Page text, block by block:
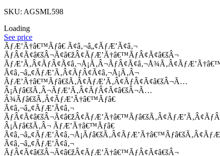
SKU: AGSML598
Loading
See price
ÃƒÆ’Ã†â€™Ãƒâ€ Ã¢â‚¬â„¢ÃƒÆ’Ã¢â‚¬
ÃƒÂ¢Ã¢â€šÂ¬Ã¢â€žÂ¢ÃƒÆ’Ã†â€™ÃƒÂ¢Ã¢â€šÂ¬
Ã¢â‚¬â„¢ÃƒÆ’Ã‚Â¢ÃƒÂ¢Ã¢â‚¬Å¡Ã‚Â¬
ÃƒÆ’Ã†â€™Ãƒâ€šÃ‚Â¢ÃƒÆ’Ã‚Â¢ÃƒÂ¢Ã¢â€šÂ¬Ã…
Â¡Ãƒâ€šÃ‚Â¬ÃƒÆ’Ã‚Â¢ÃƒÂ¢Ã¢â€šÂ¬Ã…
Â¾Ãƒâ€šÃ‚Â¢ÃƒÆ’Ã†â€™Ãƒâ€
Ã¢â‚¬â„¢ÃƒÆ’Ã¢â‚¬
Â¡Ãƒâ€šÃ‚Â¬ ÃƒÆ’Ã†â€™Ãƒâ€
Ã¢â‚¬â„¢ÃƒÆ’Ã¢â‚¬
ÃƒÂ¢Ã¢â€šÂ¬Ã¢â€žÂ¢ÃƒÆ’Ã†â€™ÃƒÂ¢Ã¢â€šÂ¬